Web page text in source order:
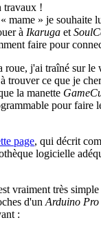
travaux !
mame » je souhaite
à Ikaruga et
faire pour
roue, j'ai traîné sur
trouver ce que je
la manette
pour faire
page, qui décrit
logicielle
vraiment très
d'un Arduino
: